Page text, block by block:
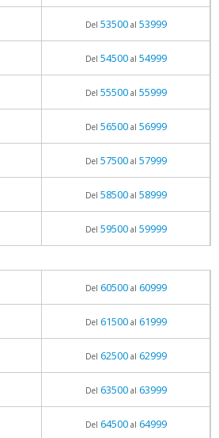
Del 53500al 53999
Del 54500al 54999
Del 55500al 55999
Del 56500al 56999
Del 57500al 57999
Del 58500al 58999
Del 59500al 59999
Del 60500al 60999
Del 61500al 61999
Del 62500al 62999
Del 63500al 63999
Del 64500al 64999